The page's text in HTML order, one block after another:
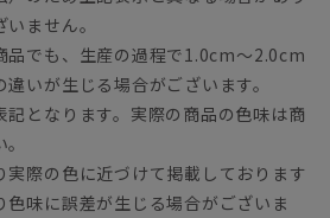
ません。
でも、生産の過程で1.0cm～2.0cm
いが生じる場合がございます。
となります。実際の商品の色味は商
際の色に近づけて掲載しております
味に誤差が生じる場合がございま